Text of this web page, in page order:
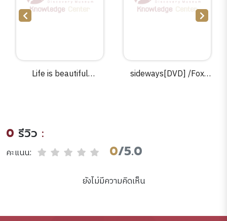
Life is beautiful
director, Roberto
Benigni ; script writers,
Vincenzo Cerami,
sideways[DVD] /Fox
0 รีวิว :
คะแนน: 0/5.0
ยังไม่มีความคิดเห็น